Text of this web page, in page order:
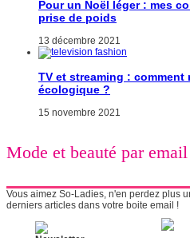
Pour un Noël léger : mes
prise de poids
13 décembre 2021
TV et streaming : comment
écologique ?
15 novembre 2021
Mode et beauté par email
Vous aimez So-Ladies, n'en perdez plus
derniers articles dans votre boite email !